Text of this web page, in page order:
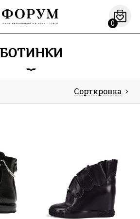
0
БОТИНКИ
Сортировка